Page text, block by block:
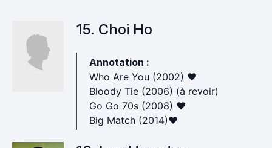
15. Choi Ho
Annotation :
Who Are You (2002) ♥
Bloody Tie (2006) (à revoir)
Go Go 70s (2008) ♥
Big Match (2014)♥